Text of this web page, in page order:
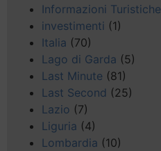
Informazioni Turistiche
investimenti (1)
Italia (70)
Lago di Garda (5)
Last Minute (81)
Last Second (25)
Lazio (7)
Liguria (4)
Lombardia (10)